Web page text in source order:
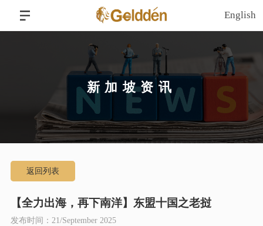
English
新加坡资讯
返回列表
【全力出海，再下南洋】东盟十国之老挝
发布时间：21/September 2025